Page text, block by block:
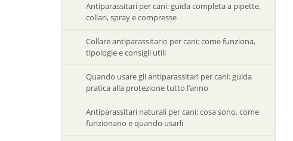
Antiparassitari per cani: guida completa a pipette,
collari, spray e compresse
Collare antiparassitario per cani: come funziona,
tipologie e consigli utili
Quando usare gli antiparassitari per cani: guida
pratica alla protezione tutto l’anno
Antiparassitari naturali per cani: cosa sono, come
funzionano e quando usarli